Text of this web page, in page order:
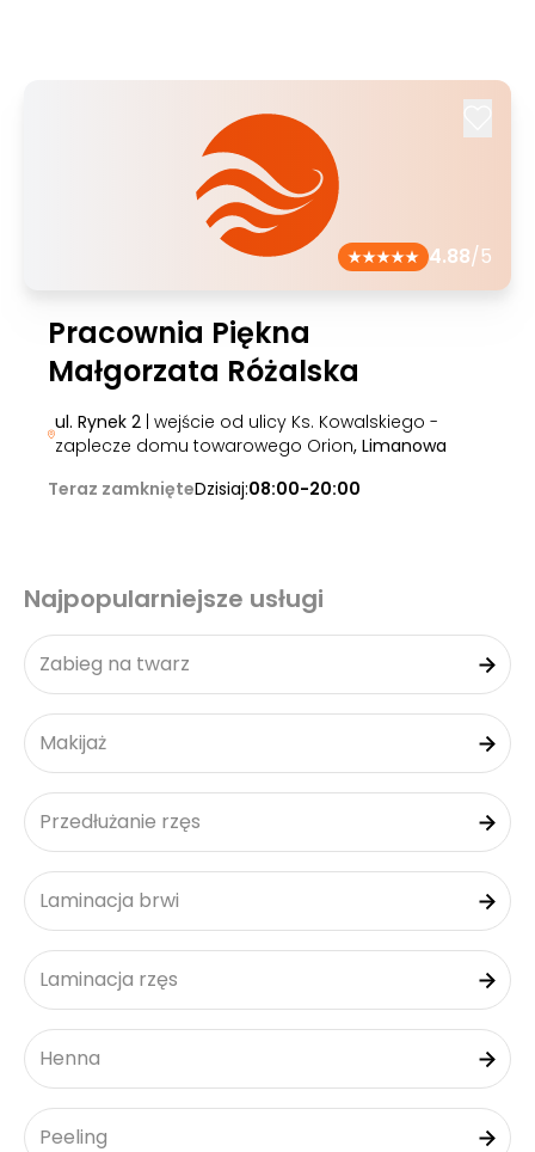
4.88/5
Pracownia Piękna
Małgorzata Różalska
ul. Rynek 2| wejście od ulicy Ks. Kowalskiego -
zaplecze domu towarowego Orion, Limanowa
Teraz zamknięteDzisiaj:08:00-20:00
Najpopularniejsze usługi
Zabieg na twarz
Makijaż
Przedłużanie rzęs
Laminacja brwi
Laminacja rzęs
Henna
Peeling